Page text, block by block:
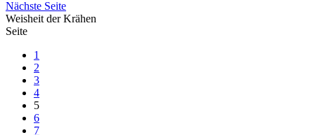
Nächste Seite
Weisheit der Krähen
Seite
1
2
3
4
5
6
7